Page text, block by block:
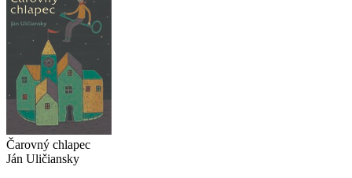
Čarovný chlapec
Ján Uličiansky